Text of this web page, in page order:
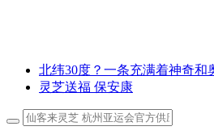
北纬30度？一条充满着神奇和
灵芝送福 保安康